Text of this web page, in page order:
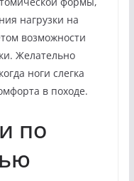
нагрузки на
возможности
Желательно
ноги слегка
в походе.
по